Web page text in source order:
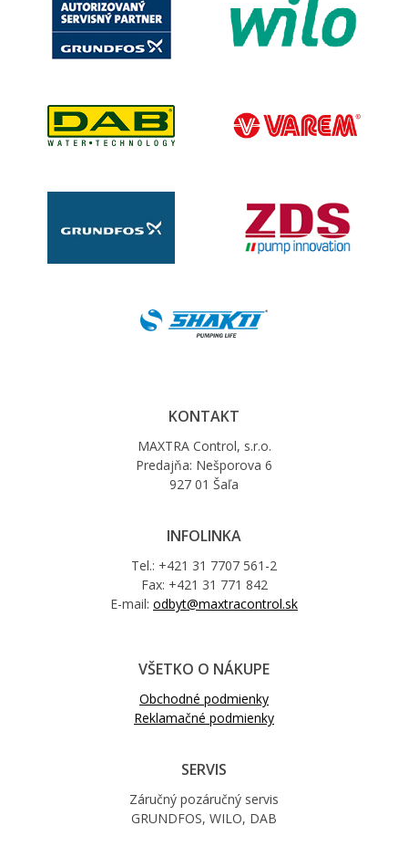
KONTAKT
MAXTRA Control, s.r.o.
Predajňa: Nešporova 6
927 01 Šaľa
INFOLINKA
Tel.: +421 31 7707 561-2
Fax: +421 31 771 842
E-mail: odbyt@maxtracontrol.sk
VŠETKO O NÁKUPE
Obchodné podmienky
Reklamačné podmienky
SERVIS
Záručný pozáručný servis
GRUNDFOS, WILO, DAB